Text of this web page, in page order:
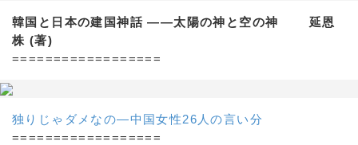
韓国と日本の建国神話 ——太陽の神と空の神 延恩
株 (著)
==================
独りじゃダメなの―中国女性26人の言い分
==================